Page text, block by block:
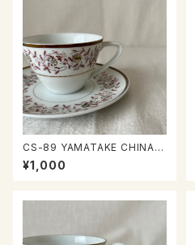
CS-89 YAMATAKE CHINA
カップ＆ソーサー
¥1,000